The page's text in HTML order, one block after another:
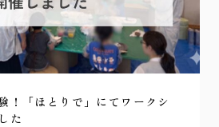
！「ほとりで」にてワークシ
た